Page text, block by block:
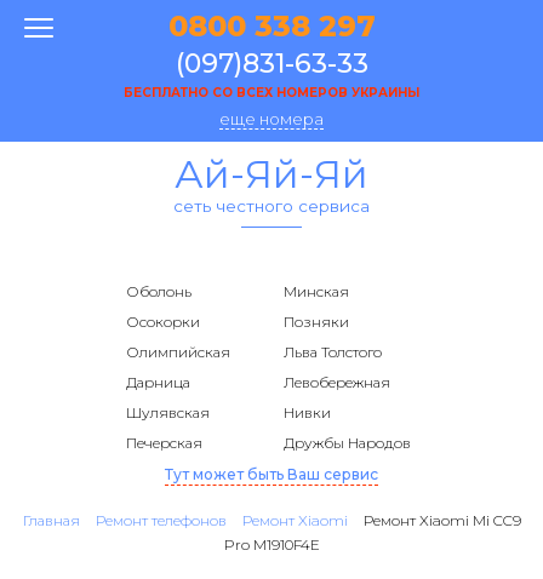
0800 338 297
(097)831-63-33
БЕСПЛАТНО СО ВСЕХ НОМЕРОВ УКРАИНЫ
еще номера
Ай-Яй-Яй
сеть честного сервиса
Оболонь
Минская
Осокорки
Позняки
Олимпийская
Льва Толстого
Дарница
Левобережная
Шулявская
Нивки
Печерская
Дружбы Народов
Тут может быть Ваш сервис
Главная Ремонт телефонов Ремонт Xiaomi
Ремонт Xiaomi Mi CC9
Pro M1910F4E